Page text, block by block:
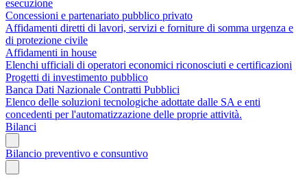
esecuzione
Concessioni e partenariato pubblico privato
Affidamenti diretti di lavori, servizi e forniture di somma urgenza e
di protezione civile
Affidamenti in house
Elenchi ufficiali di operatori economici riconosciuti e certificazioni
Progetti di investimento pubblico
Banca Dati Nazionale Contratti Pubblici
Elenco delle soluzioni tecnologiche adottate dalle SA e enti
concedenti per l'automatizzazione delle proprie attività.
Bilanci
Bilancio preventivo e consuntivo